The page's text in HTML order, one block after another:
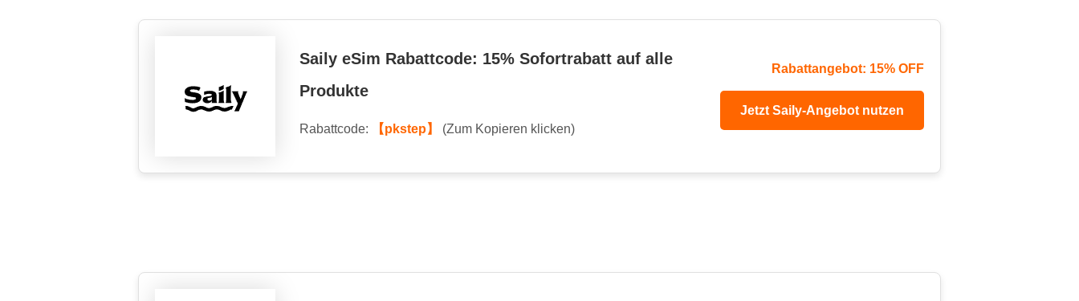
Saily eSim Rabattcode: 15% Sofortrabatt auf alle
Produkte
Rabattcode: 【pkstep】 (Zum Kopieren klicken)
Rabattangebot: 15% OFF
Jetzt Saily-Angebot nutzen